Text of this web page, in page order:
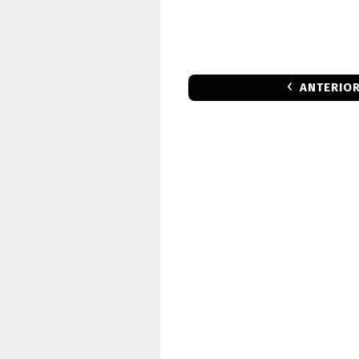
ANTERIOR